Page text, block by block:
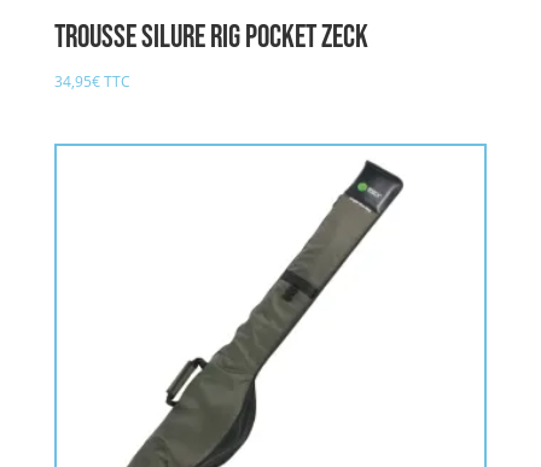
Trousse Silure Rig Pocket ZECK
34,95€TTC